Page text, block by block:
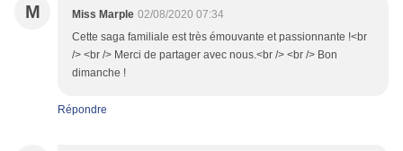
M Miss Marple 02/08/2020 07:34
Cette saga familiale est très émouvante et passionnante !<br
/> <br /> Merci de partager avec nous.<br /> <br /> Bon
dimanche !
Répondre